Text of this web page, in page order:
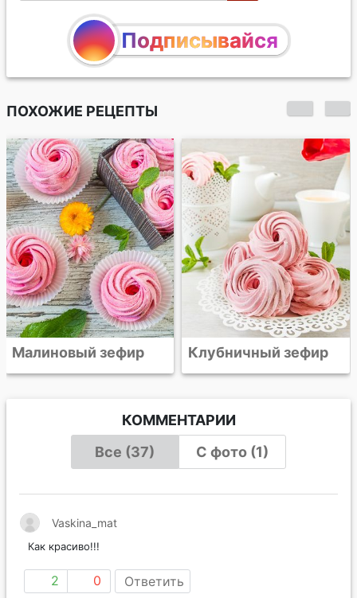
Подписывайся
ПОХОЖИЕ РЕЦЕПТЫ
Клубничный зефир
Вишневый зефир
КОММЕНТАРИИ
Все (37)
С фото (1)
Vaskina_mat
Как красиво!!!
2 0 Ответить